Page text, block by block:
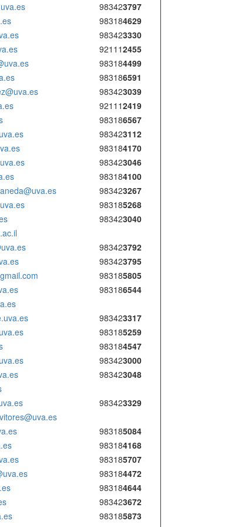
983423797
983184629
983423330
921112455
983184499
983186591
983423039
921112419
983186567
983423112
983184170
983423046
983184100
983423267
983185268
983423040
983423792
983423795
983185805
983186544
983423317
983185259
983184547
983423000
983423048
983423329
983185084
983184168
983185707
983184472
983184644
983423672
983185873